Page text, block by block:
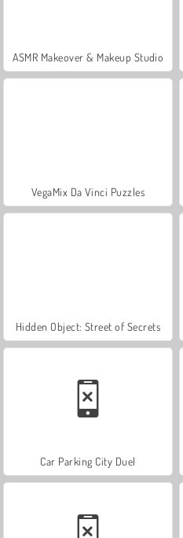
ASMR Makeover & Makeup Studio
VegaMix Da Vinci Puzzles
Hidden Object: Street of Secrets
Car Parking City Duel